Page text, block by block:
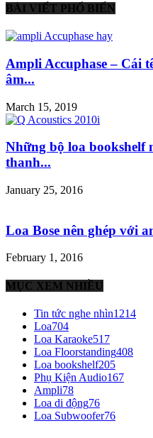
BÀI VIẾT PHỔ BIẾN
Ampli Accuphase – Cái
âm...
March 15, 2019
Những bộ loa bookshelf
thanh...
January 25, 2016
Loa Bose nên ghép với
February 1, 2016
MỤC XEM NHIỀU
Tin tức nghe nhìn1214
Loa704
Loa Karaoke517
Loa Floorstanding408
Loa bookshelf205
Phụ Kiện Audio167
Ampli78
Loa di động76
Loa Subwoofer76